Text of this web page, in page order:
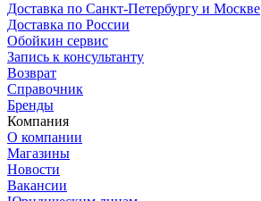
Доставка по Санкт-Петербургу и Москве
Доставка по России
Обойкин сервис
Запись к консультанту
Возврат
Справочник
Бренды
Компания
О компании
Магазины
Новости
Вакансии